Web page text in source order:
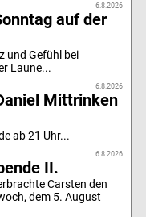
6.8.2026
auf der
und Gefühl bei
Laune...
6.8.2026
Mittrinken
ab 21 Uhr...
6.8.2026
II.
Carsten den
dem 5. August